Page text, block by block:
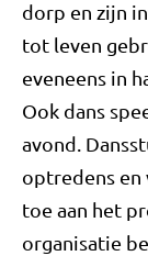
dorp en zijn
tot leven
eveneens in
Ook dans
avond.
optredens en
toe aan het
organisatie